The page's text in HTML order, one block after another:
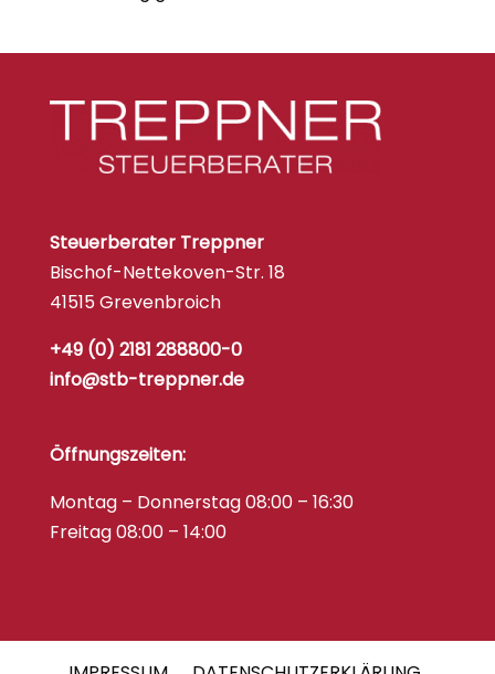
Steuerberater Treppner
Bischof-Nettekoven-Str. 18
41515 Grevenbroich
+49 (0) 2181 288800-0
info@stb-treppner.de
Öffnungszeiten:
Montag – Donnerstag 08:00 – 16:30
Freitag 08:00 – 14:00